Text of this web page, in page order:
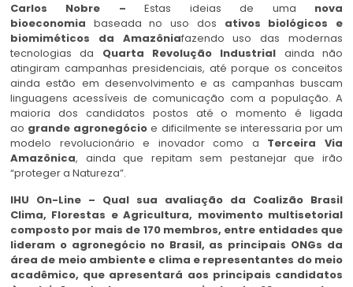
Carlos Nobre – Estas ideias de uma nova
bioeconomia baseada no uso dos ativos biológicos e
biomiméticos da Amazôniafazendo uso das modernas
tecnologias da Quarta Revolução Industrial ainda não
atingiram campanhas presidenciais, até porque os conceitos
ainda estão em desenvolvimento e as campanhas buscam
linguagens acessíveis de comunicação com a população. A
maioria dos candidatos postos até o momento é ligada
ao grande agronegócio e dificilmente se interessaria por um
modelo revolucionário e inovador como a Terceira Via
Amazônica, ainda que repitam sem pestanejar que irão
“proteger a Natureza”.
IHU On-Line – Qual sua avaliação da Coalizão Brasil
Clima, Florestas e Agricultura, movimento multisetorial
composto por mais de 170 membros, entre entidades que
lideram o agronegócio no Brasil, as principais ONGs da
área de meio ambiente e clima e representantes do meio
acadêmico, que apresentará aos principais candidatos